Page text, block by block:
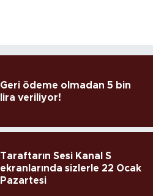
Geri ödeme olmadan 5 bin
lira veriliyor!
Taraftarın Sesi Kanal S
ekranlarında sizlerle 22 Ocak
Pazartesi